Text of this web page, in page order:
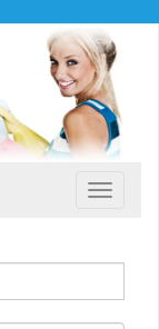
Toggle